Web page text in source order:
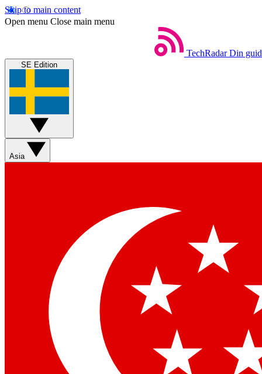
Skip to main content
Open menu Close main menu
TechRadar Din
SE Edition
Asia